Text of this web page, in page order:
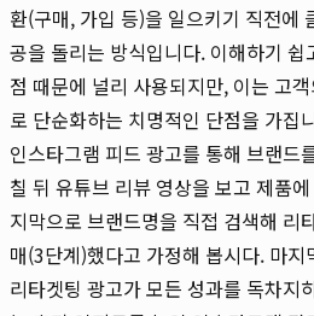
환(구매, 가입 등)을 일으키기 직전에
공을 돌리는 방식입니다. 이해하기
점 때문에 널리 사용되지만, 이는 고
로 단순화하는 치명적인 단점을 가집
인스타그램 피드 광고를 통해 브랜드
칠 뒤 유튜브 리뷰 영상을 보고 제품
지막으로 브랜드명을 직접 검색해 리
매(3단계)했다고 가정해 봅시다. 마
리타겟팅 광고가 모든 성과를 독차지